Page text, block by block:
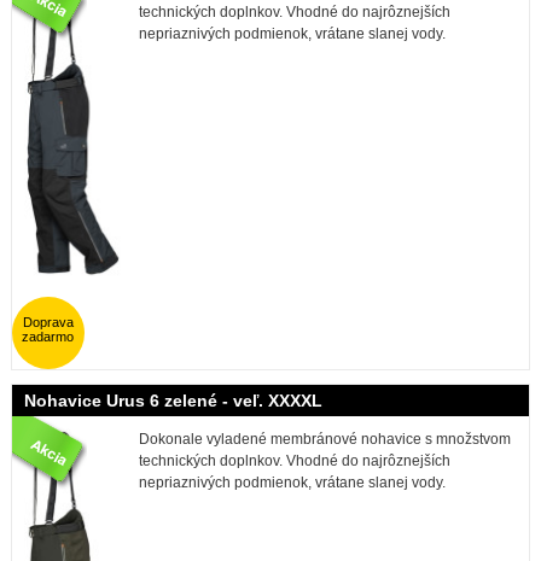
technických doplnkov. Vhodné do najrôznejších
nepriaznivých podmienok, vrátane slanej vody.
Doprava
zadarmo
Nohavice Urus 6 zelené - veľ. XXXXL
Dokonale vyladené membránové nohavice s množstvom
technických doplnkov. Vhodné do najrôznejších
nepriaznivých podmienok, vrátane slanej vody.